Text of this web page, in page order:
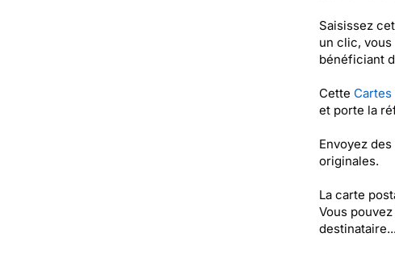
Saisissez
un clic,
bénéficiant
Cette
et porte la
Envoyez
originales.
La carte
Vous
destinataire...